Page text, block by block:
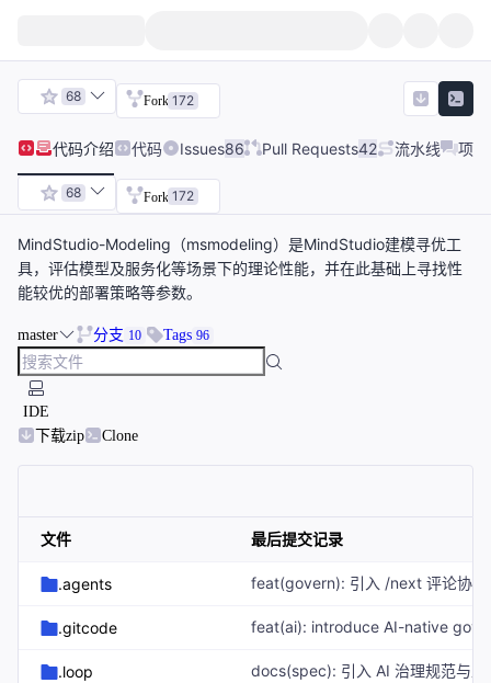
68 Fork 172
代码介绍 代码 Issues86 Pull Requests42 流水线 项
68 Fork 172
MindStudio-Modeling（msmodeling）是MindStudio建模寻优工
具，评估模型及服务化等场景下的理论性能，并在此基础上寻找性
能较优的部署策略等参数。
master 分支 10 Tags 96
IDE
下载zip
Clone
文件 最后提交记录
.agents
.gitcode
.loop